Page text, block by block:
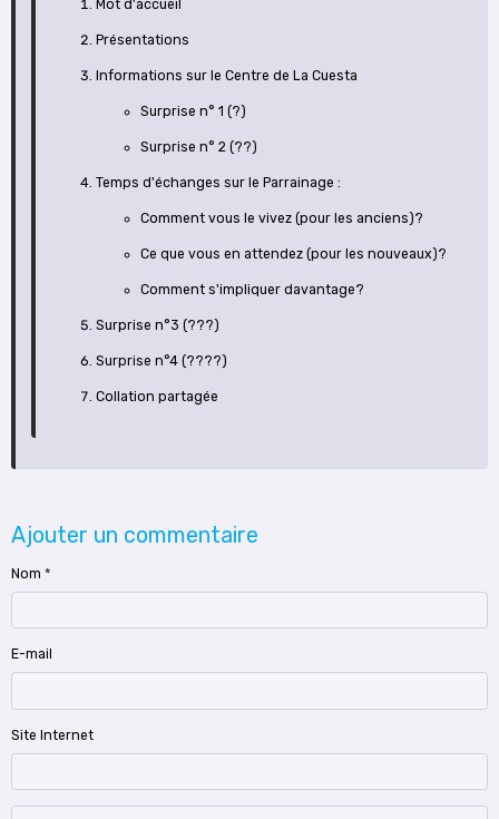
Mot d'accueil
Présentations
Informations sur le Centre de La Cuesta
Surprise n° 1 (?)
Surprise n° 2 (??)
Temps d'échanges sur le Parrainage :
Comment vous le vivez (pour les anciens)?
Ce que vous en attendez (pour les nouveaux)?
Comment s'impliquer davantage?
Surprise n°3 (???)
Surprise n°4 (????)
Collation partagée
Ajouter un commentaire
Nom
E-mail
Site Internet